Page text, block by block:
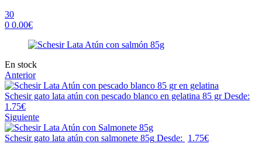
30
0 0.00€
Availability:
En stock
Anterior
Schesir gato lata atún con pescado blanco en gelatina 85 gr Desde:
1.75€
Siguiente
Schesir gato lata atún con salmonete 85g Desde: 1.75€